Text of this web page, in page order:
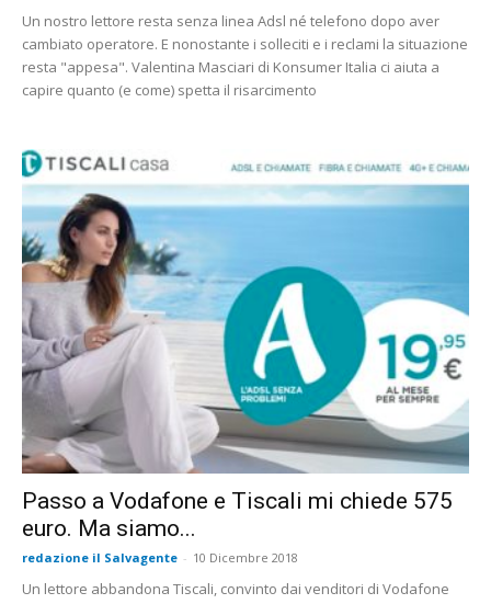
Un nostro lettore resta senza linea Adsl né telefono dopo aver
cambiato operatore. E nonostante i solleciti e i reclami la situazione
resta "appesa". Valentina Masciari di Konsumer Italia ci aiuta a
capire quanto (e come) spetta il risarcimento
Passo a Vodafone e Tiscali mi chiede 575
euro. Ma siamo...
redazione il Salvagente - 10 Dicembre 2018
Un lettore abbandona Tiscali, convinto dai venditori di Vodafone